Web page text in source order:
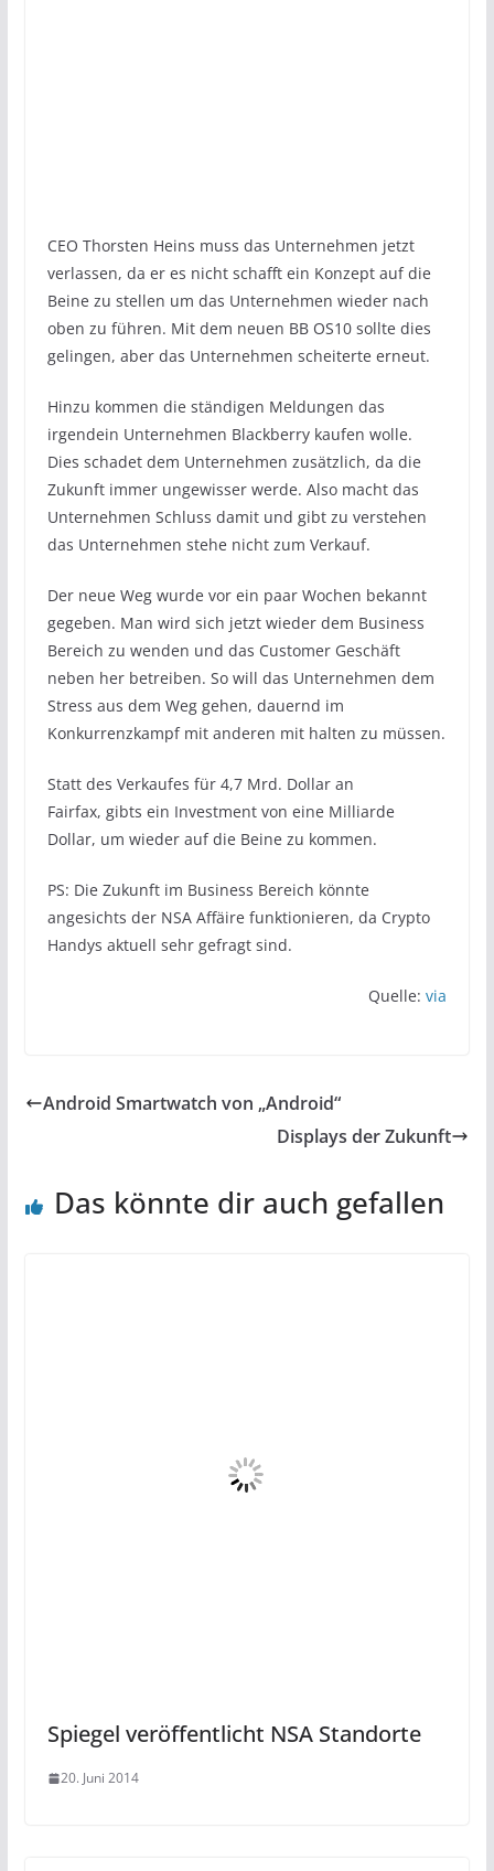
CEO Thorsten Heins muss das Unternehmen jetzt
verlassen, da er es nicht schafft ein Konzept auf die
Beine zu stellen um das Unternehmen wieder nach
oben zu führen. Mit dem neuen BB OS10 sollte dies
gelingen, aber das Unternehmen scheiterte erneut.
Hinzu kommen die ständigen Meldungen das
irgendein Unternehmen Blackberry kaufen wolle.
Dies schadet dem Unternehmen zusätzlich, da die
Zukunft immer ungewisser werde. Also macht das
Unternehmen Schluss damit und gibt zu verstehen
das Unternehmen stehe nicht zum Verkauf.
Der neue Weg wurde vor ein paar Wochen bekannt
gegeben. Man wird sich jetzt wieder dem Business
Bereich zu wenden und das Customer Geschäft
neben her betreiben. So will das Unternehmen dem
Stress aus dem Weg gehen, dauernd im
Konkurrenzkampf mit anderen mit halten zu müssen.
Statt des Verkaufes für 4,7 Mrd. Dollar an
Fairfax, gibts ein Investment von eine Milliarde
Dollar, um wieder auf die Beine zu kommen.
PS: Die Zukunft im Business Bereich könnte
angesichts der NSA Affäire funktionieren, da Crypto
Handys aktuell sehr gefragt sind.
Quelle:via
Android Smartwatch von „Android“
Displays der Zukunft
Das könnte dir auch gefallen
Spiegel veröffentlicht NSA Standorte
20. Juni 2014